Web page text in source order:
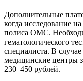
Дополнительные
когда исследование
полиса ОМС.
гематологического
специалиста. В
медицинские центры
230–450 рублей.